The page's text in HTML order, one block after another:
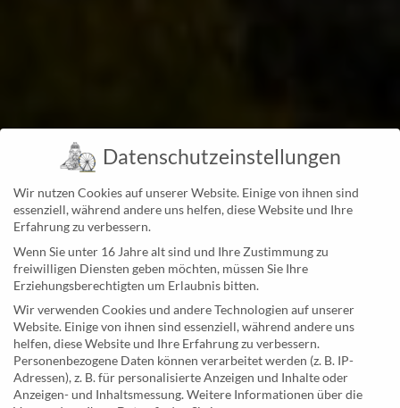
Datenschutzeinstellungen
Wir nutzen Cookies auf unserer Website. Einige von ihnen sind
essenziell, während andere uns helfen, diese Website und Ihre
Erfahrung zu verbessern.
Wenn Sie unter 16 Jahre alt sind und Ihre Zustimmung zu
freiwilligen Diensten geben möchten, müssen Sie Ihre
Erziehungsberechtigten um Erlaubnis bitten.
Wir verwenden Cookies und andere Technologien auf unserer
Website. Einige von ihnen sind essenziell, während andere uns
helfen, diese Website und Ihre Erfahrung zu verbessern.
Personenbezogene Daten können verarbeitet werden (z. B. IP-
Adressen), z. B. für personalisierte Anzeigen und Inhalte oder
Anzeigen- und Inhaltsmessung.Weitere Informationen über die